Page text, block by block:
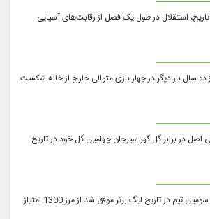
تاریخ، استقلال در طول یک فصل از رقابت‌های آسیایی
سال بار دیگر در چهار بازی متوالی خارج از خانه شکست
اصل در برابر گل گهر سیرجان چهلمین گل خود در تاریخ
سپاهان به عنوان سومین تیم در تاریخ لیگ برتر موفق شد از مرز 1300 امتیاز